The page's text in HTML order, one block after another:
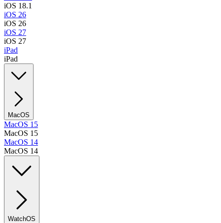
iOS 18.1
iOS 26
iOS 26
iOS 27
iOS 27
iPad
iPad
MacOS
MacOS 15
MacOS 15
MacOS 14
MacOS 14
WatchOS